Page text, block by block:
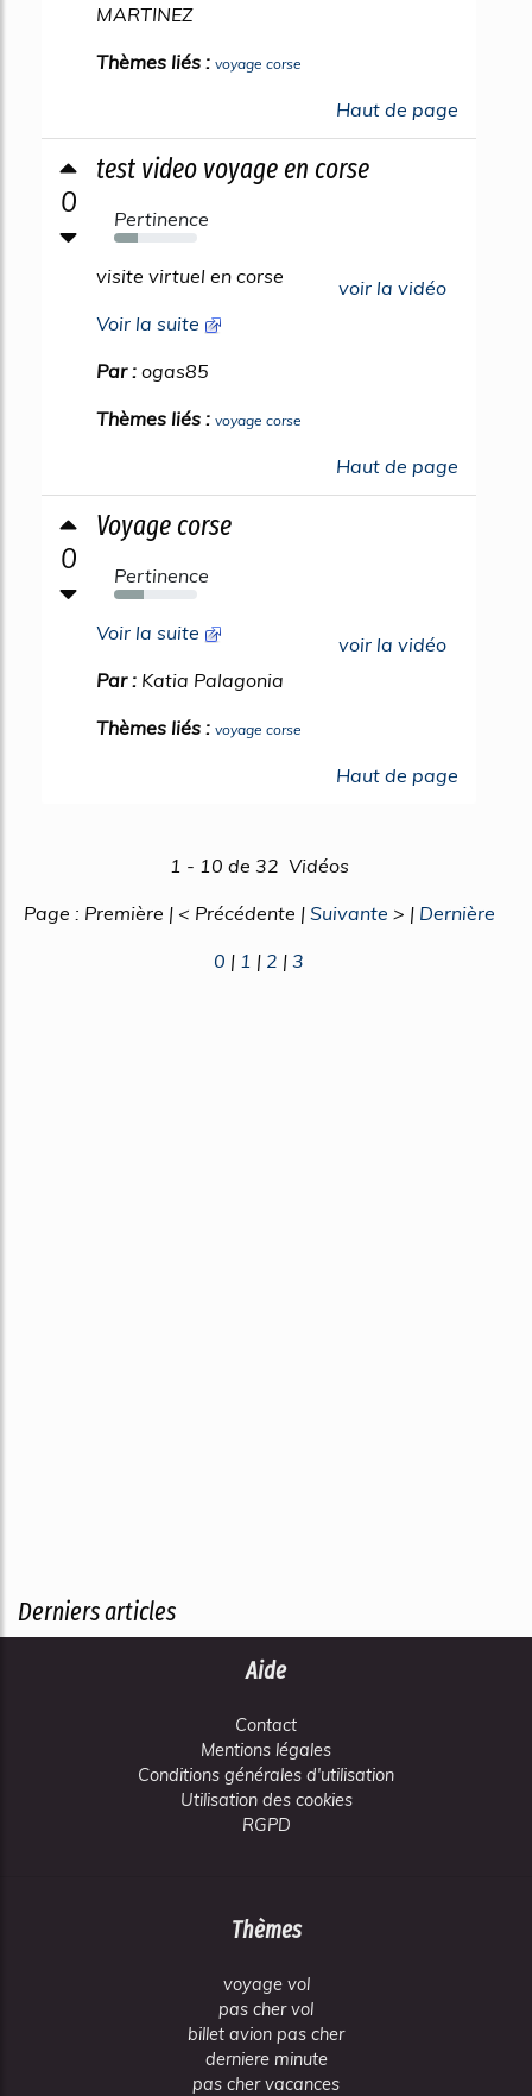
MARTINEZ
Thèmes liés : voyage corse
Haut de page
0
test video voyage en corse
Pertinence
29%
voir la vidéo
visite virtuel en corse
Voir la suite
Par : ogas85
Thèmes liés : voyage corse
Haut de page
0
Voyage corse
Pertinence
35%
voir la vidéo
Voir la suite
Par : Katia Palagonia
Thèmes liés : voyage corse
Haut de page
1 - 10 de 32 Vidéos
Page : Première | < Précédente | Suivante > | Dernière
0 | 1 | 2 | 3
Derniers articles
Aide
Contact
Mentions légales
Conditions générales d'utilisation
Utilisation des cookies
RGPD
Thèmes
voyage vol
pas cher vol
billet avion pas cher
derniere minute
pas cher vacances